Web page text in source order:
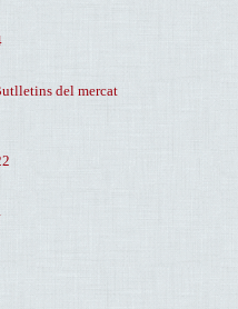
del mercat